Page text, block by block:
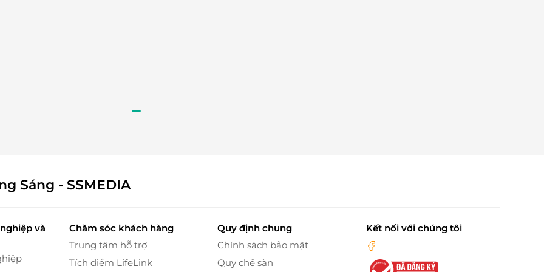
còn chinh phục khách hàng bằng sự chăm chút
được những
Sáng - SSMEDIA
và
Chăm sóc khách hàng
Trung tâm hỗ trợ
Tích điểm LifeLink
Quy định chung
Chính sách bảo mật
Quy chế sàn
Kết nối với chúng tôi